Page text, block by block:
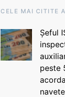
CELE MAI CITITE
Șeful
peste